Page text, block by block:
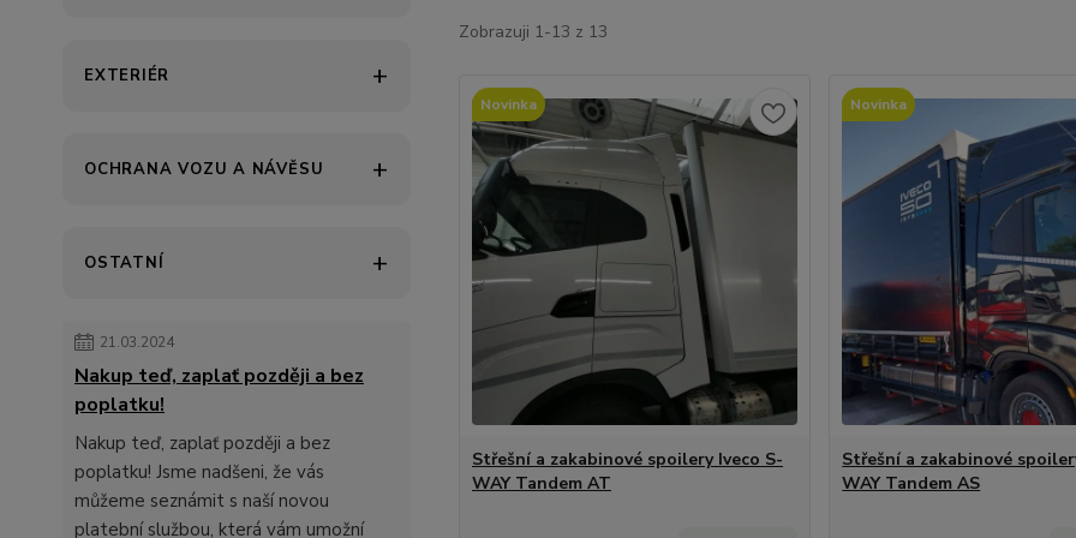
EXTERIÉR
OCHRANA VOZU A NÁVĚSU
OSTATNÍ
21.03.2024
Nakup teď, zaplať později a bez
poplatku!
Nakup teď, zaplať později a bez
poplatku! Jsme nadšeni, že vás
můžeme seznámit s naší novou
platební službou, která vám umožní
Zobrazuji 1-13 z 13
Novinka
Střešní a zakabinové spoilery Iveco S-
WAY Tandem AT
Novinka
Střešní a zakabinové
WAY Tandem AS